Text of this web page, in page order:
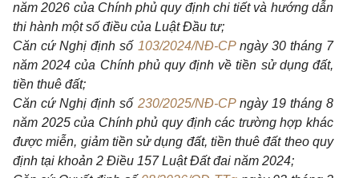
năm 2026 của Chính phủ quy định chi tiết và hướng dẫn
thi hành một số điều của Luật Đầu tư;
Căn cứ Nghị định số 103/2024/NĐ-CPngày 30 tháng 7
năm 2024 của Chính phủ quy định về tiền sử dụng đất,
tiền thuê đất;
Căn cứ Nghị định số 230/2025/NĐ-CPngày 19 tháng 8
năm 2025 của Chính phủ quy định các trường hợp khác
được miễn, giảm tiền sử dụng đất, tiền thuê đất theo quy
định tại khoản 2 Điều 157 Luật Đất đai năm 2024;